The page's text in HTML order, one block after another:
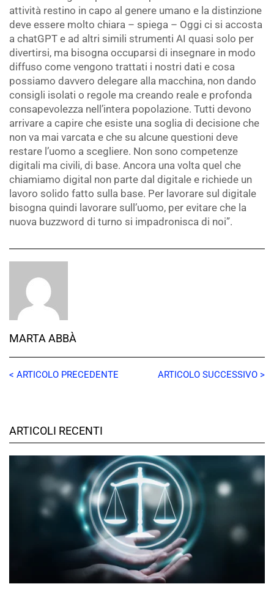
attività restino in capo al genere umano e la distinzione
deve essere molto chiara – spiega – Oggi ci si accosta
a chatGPT e ad altri simili strumenti AI quasi solo per
divertirsi, ma bisogna occuparsi di insegnare in modo
diffuso come vengono trattati i nostri dati e cosa
possiamo davvero delegare alla macchina, non dando
consigli isolati o regole ma creando reale e profonda
consapevolezza nell’intera popolazione. Tutti devono
arrivare a capire che esiste una soglia di decisione che
non va mai varcata e che su alcune questioni deve
restare l’uomo a scegliere. Non sono competenze
digitali ma civili, di base. Ancora una volta quel che
chiamiamo digital non parte dal digitale e richiede un
lavoro solido fatto sulla base. Per lavorare sul digitale
bisogna quindi lavorare sull’uomo, per evitare che la
nuova buzzword di turno si impadronisca di noi”.
MARTA ABBÀ
< ARTICOLO PRECEDENTE ARTICOLO SUCCESSIVO >
ARTICOLI RECENTI